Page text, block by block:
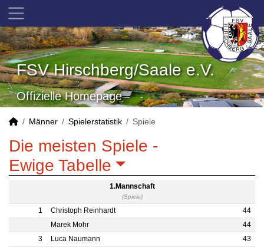
FSV Hirschberg/Saale e.V.
Offizielle Homepage
Männer Spielerstatistik Spiele
Die meisten Spiele -
Ewige Tabelle
1.Mannschaft
(Spiele)
1 Christoph Reinhardt
44
Marek Mohr
44
3
Luca Naumann
43